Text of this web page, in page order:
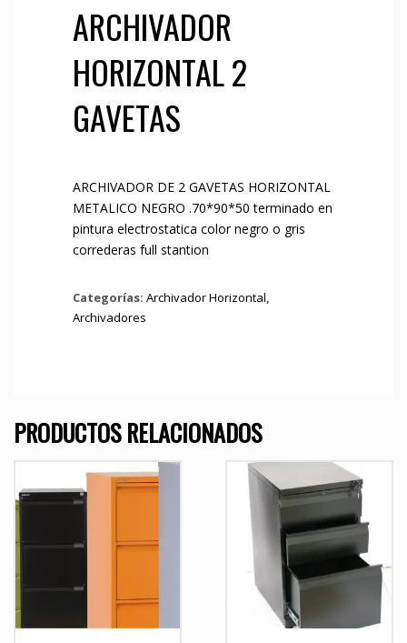
ARCHIVADOR
HORIZONTAL 2
GAVETAS
ARCHIVADOR DE 2 GAVETAS HORIZONTAL
METALICO NEGRO .70*90*50 terminado en
pintura electrostatica color negro o gris
correderas full stantion
Categorías: Archivador Horizontal,
Archivadores
PRODUCTOS RELACIONADOS